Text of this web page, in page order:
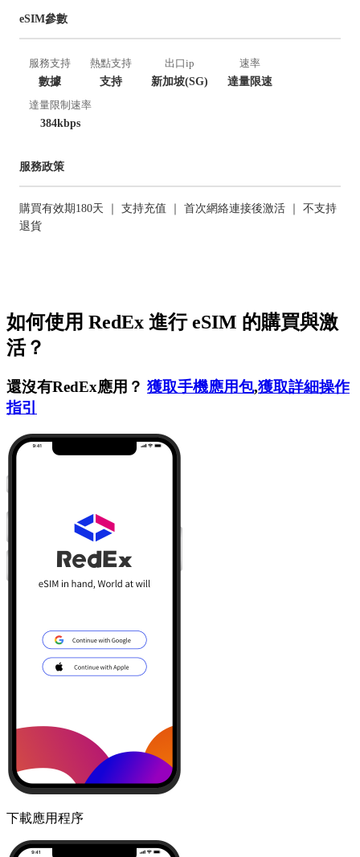
eSIM參數
服務支持
數據
熱點支持
支持
出口ip
新加坡(SG)
速率
達量限速
達量限制速率
384kbps
服務政策
購買有效期180天 ｜ 支持充值 ｜ 首次網絡連接後激活 ｜ 不支持
退貨
如何使用 RedEx 進行 eSIM 的購買與激
活？
還沒有RedEx應用？ 獲取手機應用包,獲取詳細操作
指引
下載應用程序